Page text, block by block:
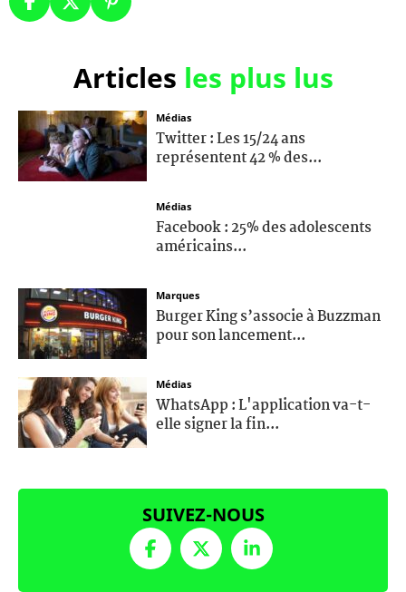
Articles les plus lus
Médias
Twitter : Les 15/24 ans
représentent 42 % des...
Médias
Facebook : 25% des adolescents
américains...
Marques
Burger King s’associe à Buzzman
pour son lancement...
Médias
WhatsApp : L'application va-t-
elle signer la fin...
SUIVEZ-NOUS